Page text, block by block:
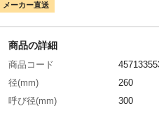
メーカー直送
商品の詳細
商品コード
径(mm)
260
呼び径(mm)
300